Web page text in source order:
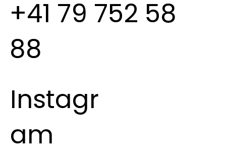
+41 79 752 58
88
Instagr
am